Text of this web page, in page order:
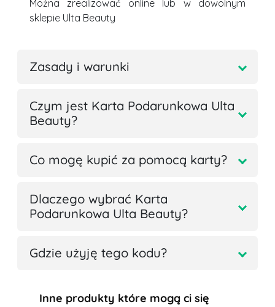
Można zrealizować online lub w dowolnym
sklepie Ulta Beauty
Zasady i warunki
Czym jest Karta Podarunkowa Ulta
Beauty?
Co mogę kupić za pomocą karty?
Dlaczego wybrać Karta
Podarunkowa Ulta Beauty?
Gdzie użyję tego kodu?
Inne produkty które mogą ci się